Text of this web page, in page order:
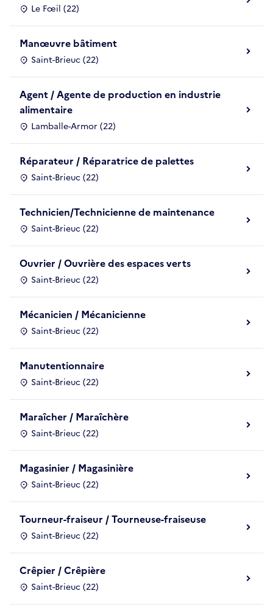
Le Fœil (22)
Manœuvre bâtiment
Saint-Brieuc (22)
Agent / Agente de production en industrie
alimentaire
Lamballe-Armor (22)
Réparateur / Réparatrice de palettes
Saint-Brieuc (22)
Technicien/Technicienne de maintenance
Saint-Brieuc (22)
Ouvrier / Ouvrière des espaces verts
Saint-Brieuc (22)
Mécanicien / Mécanicienne
Saint-Brieuc (22)
Manutentionnaire
Saint-Brieuc (22)
Maraîcher / Maraîchère
Saint-Brieuc (22)
Magasinier / Magasinière
Saint-Brieuc (22)
Tourneur-fraiseur / Tourneuse-fraiseuse
Saint-Brieuc (22)
Crêpier / Crêpière
Saint-Brieuc (22)